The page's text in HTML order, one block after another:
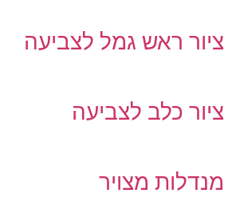
ציור ראש גמל לצביעה
ציור כלב לצביעה
מנדלות מצויר